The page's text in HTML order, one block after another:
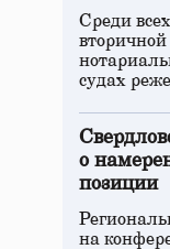
Среди
судах
о
позиции
на